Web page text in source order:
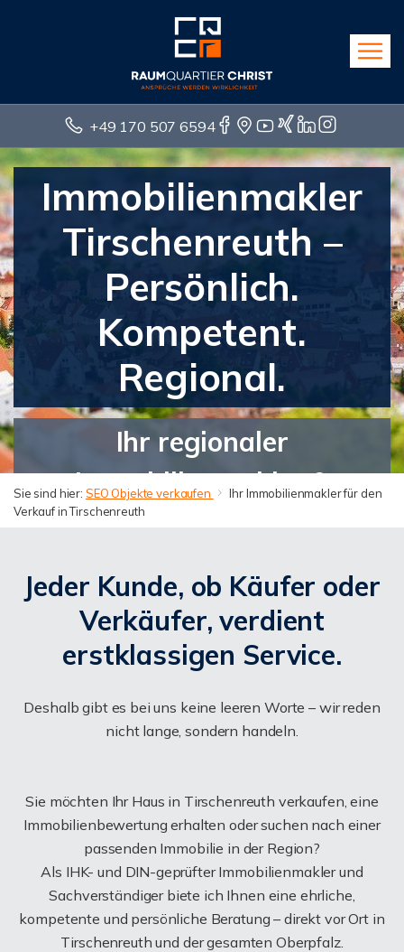
+49 170 507 6594
Immobilienmakler
Tirschenreuth –
Persönlich.
Kompetent.
Regional.
Ihr regionaler
Immobilienmakler &
zertifizierter
Tirschenreuth und
Oberpfalz. Persönlich,
Ihre Immobilie.
Sie sind hier: SEO Objekte verkaufen
Ihr Immobilienmakler für den
Verkauf in Tirschenreuth
Jeder Kunde, ob Käufer oder
Verkäufer, verdient
erstklassigen Service.
Deshalb gibt es bei uns keine leeren Worte – wir reden
nicht lange, sondern handeln.
Sie möchten Ihr Haus in Tirschenreuth verkaufen, eine
Immobilienbewertung erhalten oder suchen nach einer
passenden Immobilie in der Region?
Als IHK- und DIN-geprüfter Immobilienmakler und
Sachverständiger biete ich Ihnen eine ehrliche,
kompetente und persönliche Beratung – direkt vor Ort in
Tirschenreuth und der gesamten Oberpfalz.